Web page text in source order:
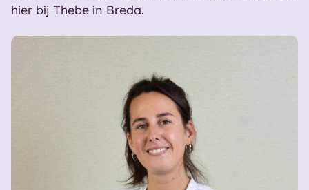
hier bij Thebe in Breda.